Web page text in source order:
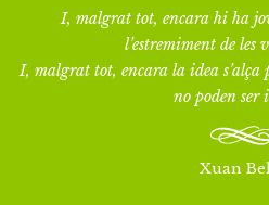
I, malgrat tot, encara hi ha
l’estremiment de les
I, malgrat tot, encara la idea s’alça
no poden ser
Xuan